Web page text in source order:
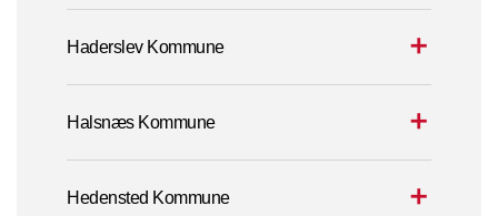
Haderslev Kommune
Halsnæs Kommune
Hedensted Kommune